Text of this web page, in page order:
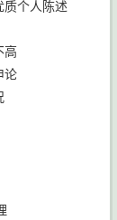
质个人陈述
高
论